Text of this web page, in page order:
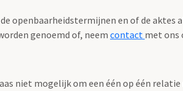
openbaarheidstermijnen en of de aktes
genoemd of, neem contact met ons
niet mogelijk om een één op één relatie